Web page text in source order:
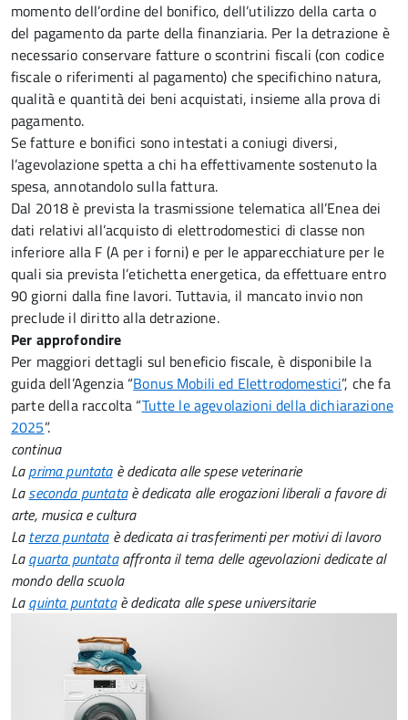
momento dell’ordine del bonifico, dell’utilizzo della carta o
del pagamento da parte della finanziaria. Per la detrazione è
necessario conservare fatture o scontrini fiscali (con codice
fiscale o riferimenti al pagamento) che specifichino natura,
qualità e quantità dei beni acquistati, insieme alla prova di
pagamento.
Se fatture e bonifici sono intestati a coniugi diversi,
l’agevolazione spetta a chi ha effettivamente sostenuto la
spesa, annotandolo sulla fattura.
Dal 2018 è prevista la trasmissione telematica all’Enea dei
dati relativi all’acquisto di elettrodomestici di classe non
inferiore alla F (A per i forni) e per le apparecchiature per le
quali sia prevista l’etichetta energetica, da effettuare entro
90 giorni dalla fine lavori. Tuttavia, il mancato invio non
preclude il diritto alla detrazione.
Per approfondire
Per maggiori dettagli sul beneficio fiscale, è disponibile la
guida dell’Agenzia “Bonus Mobili ed Elettrodomestici”, che fa
parte della raccolta “Tutte le agevolazioni della dichiarazione
2025”.
continua
Laprima puntataè dedicata alle spese veterinarie
Laseconda puntataè dedicata alle erogazioni liberali a favore di
arte, musica e cultura
Laterza puntataè dedicata ai trasferimenti per motivi di lavoro
Laquarta puntataaffronta il tema delle agevolazioni dedicate al
mondo della scuola
Laquinta puntataè dedicata alle spese universitarie